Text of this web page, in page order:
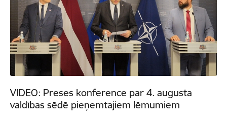
VIDEO: Preses konference par 4. augusta
valdības sēdē pieņemtajiem lēmumiem